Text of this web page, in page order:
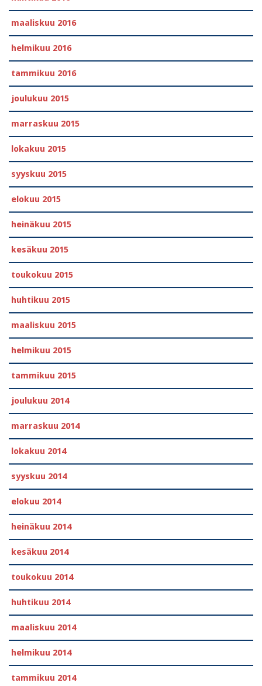
maaliskuu 2016
helmikuu 2016
tammikuu 2016
joulukuu 2015
marraskuu 2015
lokakuu 2015
syyskuu 2015
elokuu 2015
heinäkuu 2015
kesäkuu 2015
toukokuu 2015
huhtikuu 2015
maaliskuu 2015
helmikuu 2015
tammikuu 2015
joulukuu 2014
marraskuu 2014
lokakuu 2014
syyskuu 2014
elokuu 2014
heinäkuu 2014
kesäkuu 2014
toukokuu 2014
huhtikuu 2014
maaliskuu 2014
helmikuu 2014
tammikuu 2014